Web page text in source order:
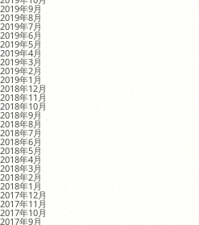
2019年9月
2019年8月
2019年7月
2019年6月
2019年5月
2019年4月
2019年3月
2019年2月
2019年1月
2018年12月
2018年11月
2018年10月
2018年9月
2018年8月
2018年7月
2018年6月
2018年5月
2018年4月
2018年3月
2018年2月
2018年1月
2017年12月
2017年11月
2017年10月
2017年9月